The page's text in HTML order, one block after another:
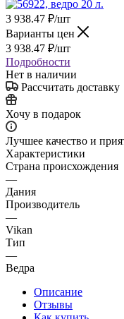
3 938.47 ₽/шт
Варианты цен
3 938.47 ₽/шт
Подробности
Нет в наличии
Рассчитать доставку
Хочу в подарок
Лучшее качество и
Характеристики
Страна происхождения
—
Дания
Производитель
—
Vikan
Тип
—
Ведра
Описание
Отзывы